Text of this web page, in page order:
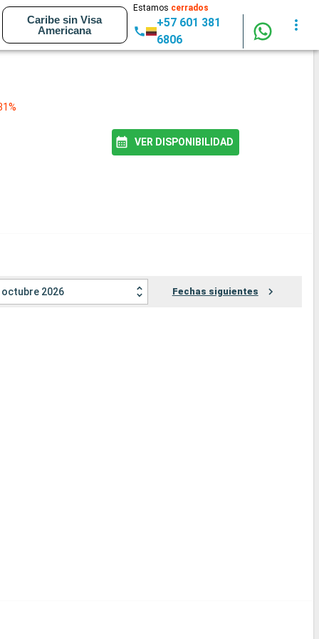
Caribe sin Visa
Americana
Estamos cerrados
+57 601 381
6806
VER DISPONIBILIDAD
octubre 2026 Fechas siguientes